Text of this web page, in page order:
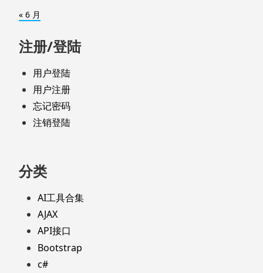
« 6 月
注册/登陆
用户登陆
用户注册
忘记密码
注销登陆
分类
AI工具合集
AJAX
API接口
Bootstrap
c#